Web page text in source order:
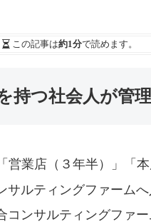
この記事は約1分で読めます。
持つ社会人が管
業店（３年半）」「
ルティングファームへ
コンサルティングファ